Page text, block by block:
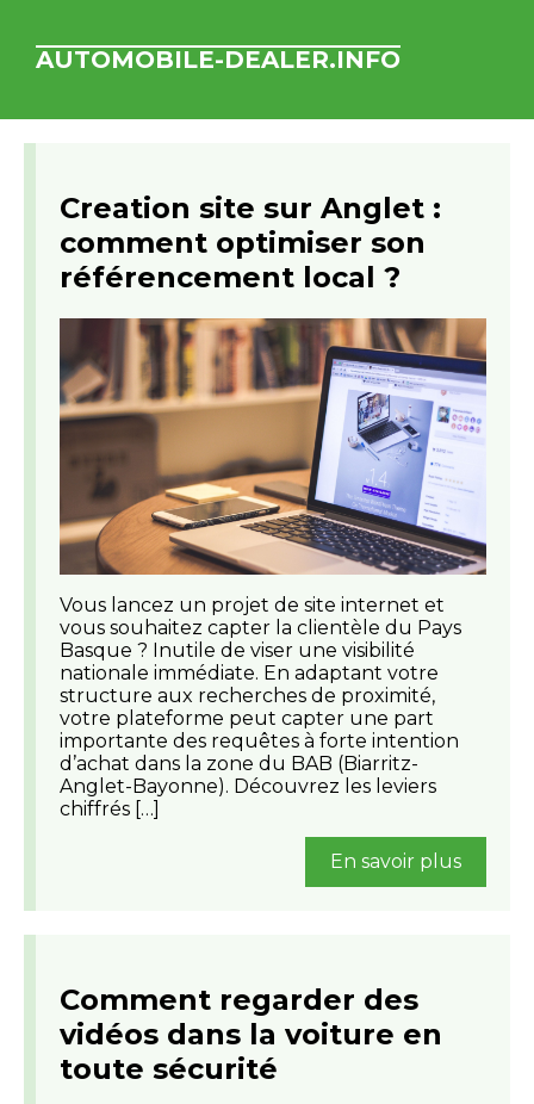
AUTOMOBILE-DEALER.INFO
Creation site sur Anglet :
comment optimiser son
référencement local ?
Vous lancez un projet de site internet et
vous souhaitez capter la clientèle du Pays
Basque ? Inutile de viser une visibilité
nationale immédiate. En adaptant votre
structure aux recherches de proximité,
votre plateforme peut capter une part
importante des requêtes à forte intention
d’achat dans la zone du BAB (Biarritz-
Anglet-Bayonne). Découvrez les leviers
chiffrés […]
En savoir plus
Comment regarder des
vidéos dans la voiture en
toute sécurité